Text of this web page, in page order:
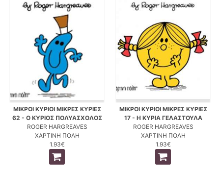
ΜΙΚΡΟΙ ΚΥΡΙΟΙ ΜΙΚΡΕΣ ΚΥΡΙΕΣ
62 - Ο ΚΥΡΙΟΣ ΠΟΛΥΑΣΧΟΛΟΣ
ROGER HARGREAVES
ΧΑΡΤΙΝΗ ΠΟΛΗ
1.93€
ΜΙΚΡΟΙ ΚΥΡΙΟΙ ΜΙΚΡΕΣ ΚΥΡΙΕΣ
17 - Η ΚΥΡΙΑ ΓΕΛΑΣΤΟΥΛΑ
ROGER HARGREAVES
ΧΑΡΤΙΝΗ ΠΟΛΗ
1.93€